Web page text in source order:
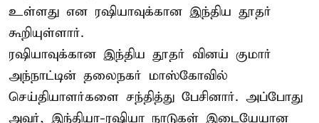
உள்ளது என ரஷியாவுக்கான இந்திய தூதர்
கூறியுள்ளார்.
ரஷியாவுக்கான இந்திய தூதர் வினய் குமார்
அந்நாட்டின் தலைநகர் மாஸ்கோவில்
செய்தியாளர்களை சந்தித்து பேசினார். அப்போது
அவர், இந்தியா-ரஷியா நாடுகள் இடையேயான